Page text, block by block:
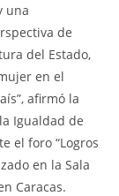
una
de
del Estado,
en el
afirmó la
Igualdad de
el foro “Logros
en la Sala
Caracas.